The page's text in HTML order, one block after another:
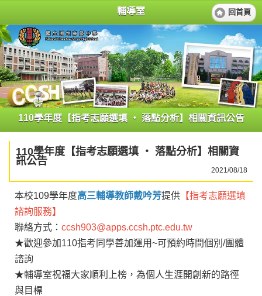
輔導室 回首頁
110學年度【指考志願選填 ‧ 落點分析】相關資訊公告
110學年度【指考志願選填 ‧ 落點分析】相關資
訊公告
2021/08/18
本校109學年度高三輔導教師戴吟芳提供 【指考志願選填
諮詢服務】
聯絡方式： ccsh903@apps.ccsh.ptc.edu.tw
★歡迎參加110指考同學善加運用~可預約時間個別/團體
諮詢
★輔導室祝福大家順利上榜，為個人生涯開創新的路徑
與目標